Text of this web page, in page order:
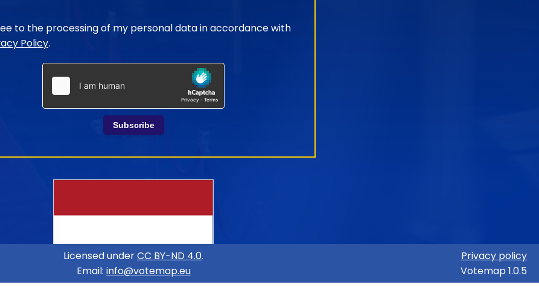
to the processing of my personal data in accordance with
Policy.
Subscribe
Licensed underCC BY-ND 4.0.
Email: info@votemap.eu
Privacy policy
Votemap 1.0.5